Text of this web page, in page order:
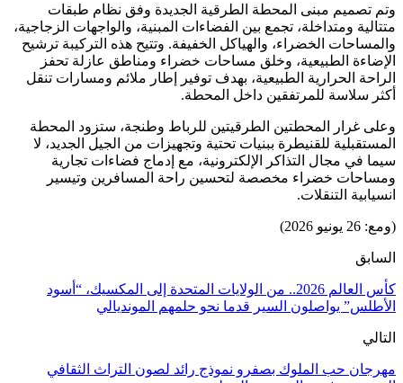
وتم تصميم مبنى المحطة الطرقية الجديدة وفق نظام طبقات
متتالية ومتداخلة، تجمع بين الفضاءات المبنية، والواجهات الزجاجية،
والمساحات الخضراء، والهياكل الخفيفة. وتتيح هذه التركيبة ترشيح
الإضاءة الطبيعية، وخلق مساحات خضراء ومناطق عازلة تحفز
الراحة الحرارية الطبيعية، بهدف توفير إطار ملائم ومسارات تنقل
أكثر سلاسة للمرتفقين داخل المحطة.
وعلى غرار المحطتين الطرقيتين للرباط وطنجة، ستزود المحطة
المستقبلية للقنيطرة ببنيات تحتية وتجهيزات من الجيل الجديد، لا
سيما في مجال التذاكر الإلكترونية، مع إدماج فضاءات تجارية
ومساحات خضراء مخصصة لتحسين راحة المسافرين وتيسير
انسيابية التنقلات.
(ومع: 26 يونيو 2026)
السابق
كأس العالم 2026.. من الولايات المتحدة إلى المكسيك، “أسود
الأطلس” يواصلون السير قدما نحو حلمهم المونديالي
التالي
مهرجان حب الملوك بصفرو نموذج رائد لصون التراث الثقافي